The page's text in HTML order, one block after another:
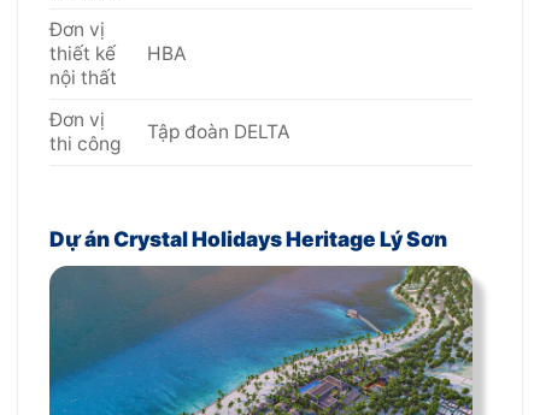
Đơn vị
thiết kế
nội thất
HBA
Đơn vị
thi công
Tập đoàn DELTA
Dự án Crystal Holidays Heritage Lý Sơn